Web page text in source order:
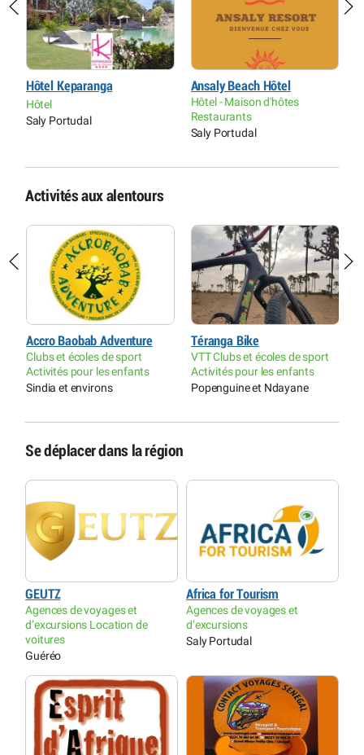
Hôtel Keparanga
Hôtel
Saly Portudal
Ansaly Beach Hôtel
Hôtel - Maison d'hôtes
Restaurants
Saly Portudal
Activités aux alentours
Accro Baobab Adventure
Clubs et écoles de sport
Activités pour les enfants
Sindia et environs
Téranga Bike
VTT Clubs et écoles de sport
Activités pour les enfants
Popenguine et Ndayane
Se déplacer dans la région
GEUTZ
Agences de voyages et
d’excursions Location de
voitures
Guéréo
Africa for Tourism
Agences de voyages et
d’excursions
Saly Portudal